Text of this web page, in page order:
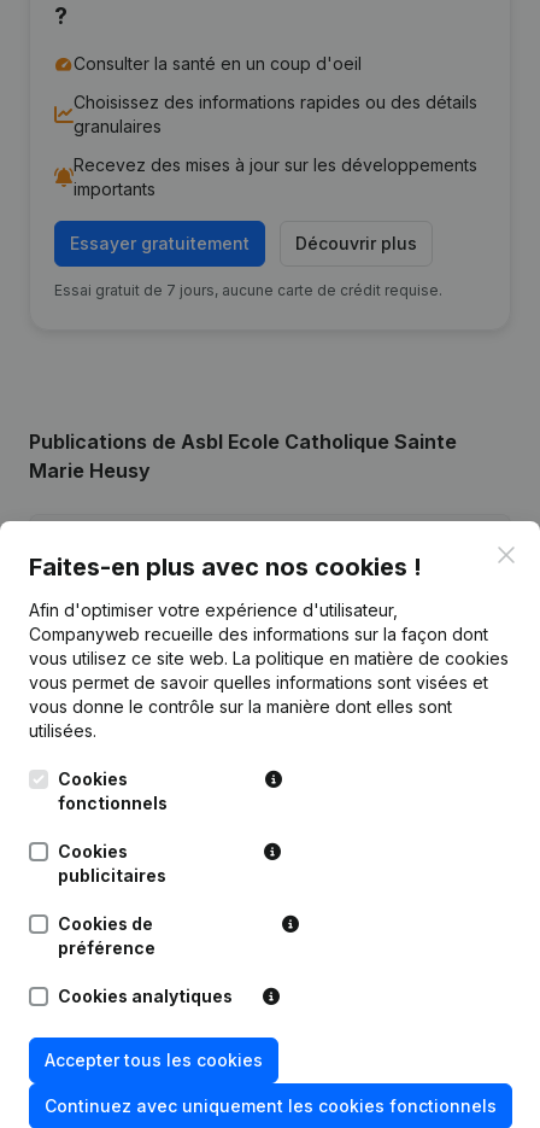
?
Consulter la santé en un coup d'oeil
Choisissez des informations rapides ou des détails
granulaires
Recevez des mises à jour sur les développements
importants
Essayer gratuitement Découvrir plus
Essai gratuit de 7 jours, aucune carte de crédit requise.
Publications de Asbl Ecole Catholique Sainte
Marie Heusy
16-01-2024
Statuts (Traduction, Coordination,
Autres Modifications,...)
12-10-2023 Demissions, Nominations
29-04-2016
12-03-2015 Demissions, Nominations
Questions fréquemment posées
Quel est le numéro d'entreprise de Asbl Ecole
Catholique Sainte Marie Heusy?
Faites-en plus avec nos cookies !
Afin d'optimiser votre expérience d'utilisateur,
Companyweb recueille des informations sur la façon dont
vous utilisez ce site web. La politique en matière de cookies
vous permet de savoir quelles informations sont visées et
vous donne le contrôle sur la manière dont elles sont
utilisées.
Cookies
fonctionnels
Cookies
publicitaires
Cookies de
préférence
Cookies analytiques
Accepter tous les cookies
Continuez avec uniquement les cookies fonctionnels